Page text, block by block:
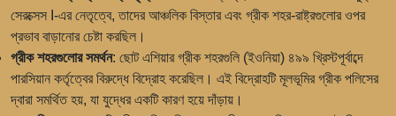
সেরক্সেস I-এর নেতৃত্বে, তাদের আঞ্চলিক বিস্তার এবং গ্রীক শহর-রাষ্ট্রগুলোর ওপর
প্রভাব বাড়ানোর চেষ্টা করছিল।
গ্রীক শহরগুলোর সমর্থন: ছোট এশিয়ার গ্রীক শহরগুলি (ইওনিয়া) ৪৯৯ খ্রিস্টপূর্বাব্দে
পারসিয়ান কর্তৃত্বের বিরুদ্ধে বিদ্রোহ করেছিল। এই বিদ্রোহটি মূলভূমির গ্রীক পলিসের
দ্বারা সমর্থিত হয়, যা যুদ্ধের একটি কারণ হয়ে দাঁড়ায়।